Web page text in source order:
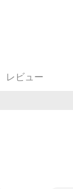
レビュー